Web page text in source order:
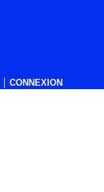
CONNEXION